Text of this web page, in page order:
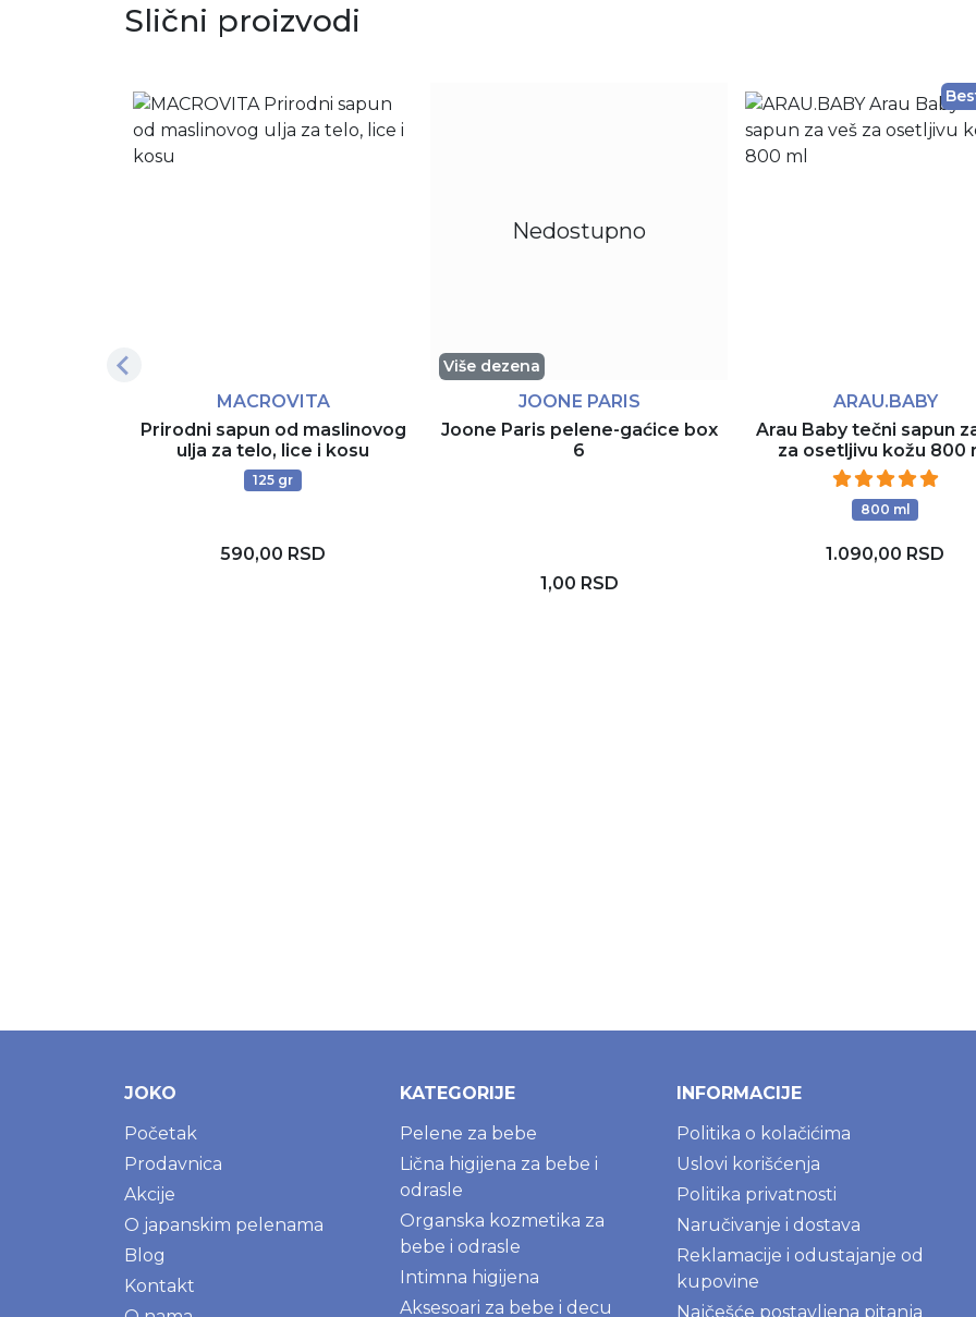
Slični proizvodi
MACROVITA
Prirodni sapun od maslinovog
ulja za telo, lice i kosu
125 gr
590,00 RSD
Nedostupno
Više dezena
JOONE PARIS
Joone Paris pelene-gaćice box
6
1,00 RSD
ARAU.BABY
Arau Baby tečni sapun
za osetljivu kožu 800
800 ml
1.090,00 RSD
JOKO
Početak
Prodavnica
Akcije
O japanskim pelenama
Blog
Kontakt
KATEGORIJE
Pelene za bebe
Lična higijena za bebe i
odrasle
Organska kozmetika za
bebe i odrasle
Intimna higijena
Aksesoari za bebe i decu
INFORMACIJE
Politika o kolačićima
Uslovi korišćenja
Politika privatnosti
Naručivanje i dostava
Reklamacije i odustajanje od
kupovine
Najčešće postavljena pitanja